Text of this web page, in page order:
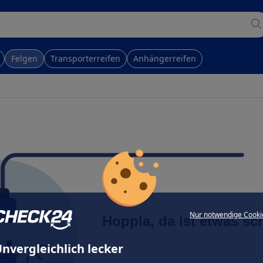
Nur notwendige
lecker
Felgen Transporterreifen Anhängerreifen
Hoppla, da ist etwas